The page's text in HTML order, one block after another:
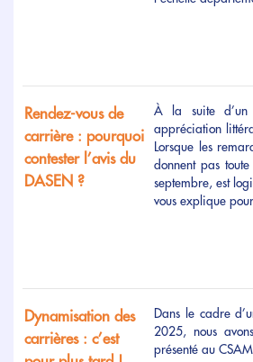
Rendez-vous de
carrière : pourquoi
contester l’avis du
DASEN ?
À la suite d’un
appréciation
Lorsque les
donnent pas
septembre, est
vous explique
Dynamisation des
carrières : c’est
Dans le cadre
2025, nous
présenté au